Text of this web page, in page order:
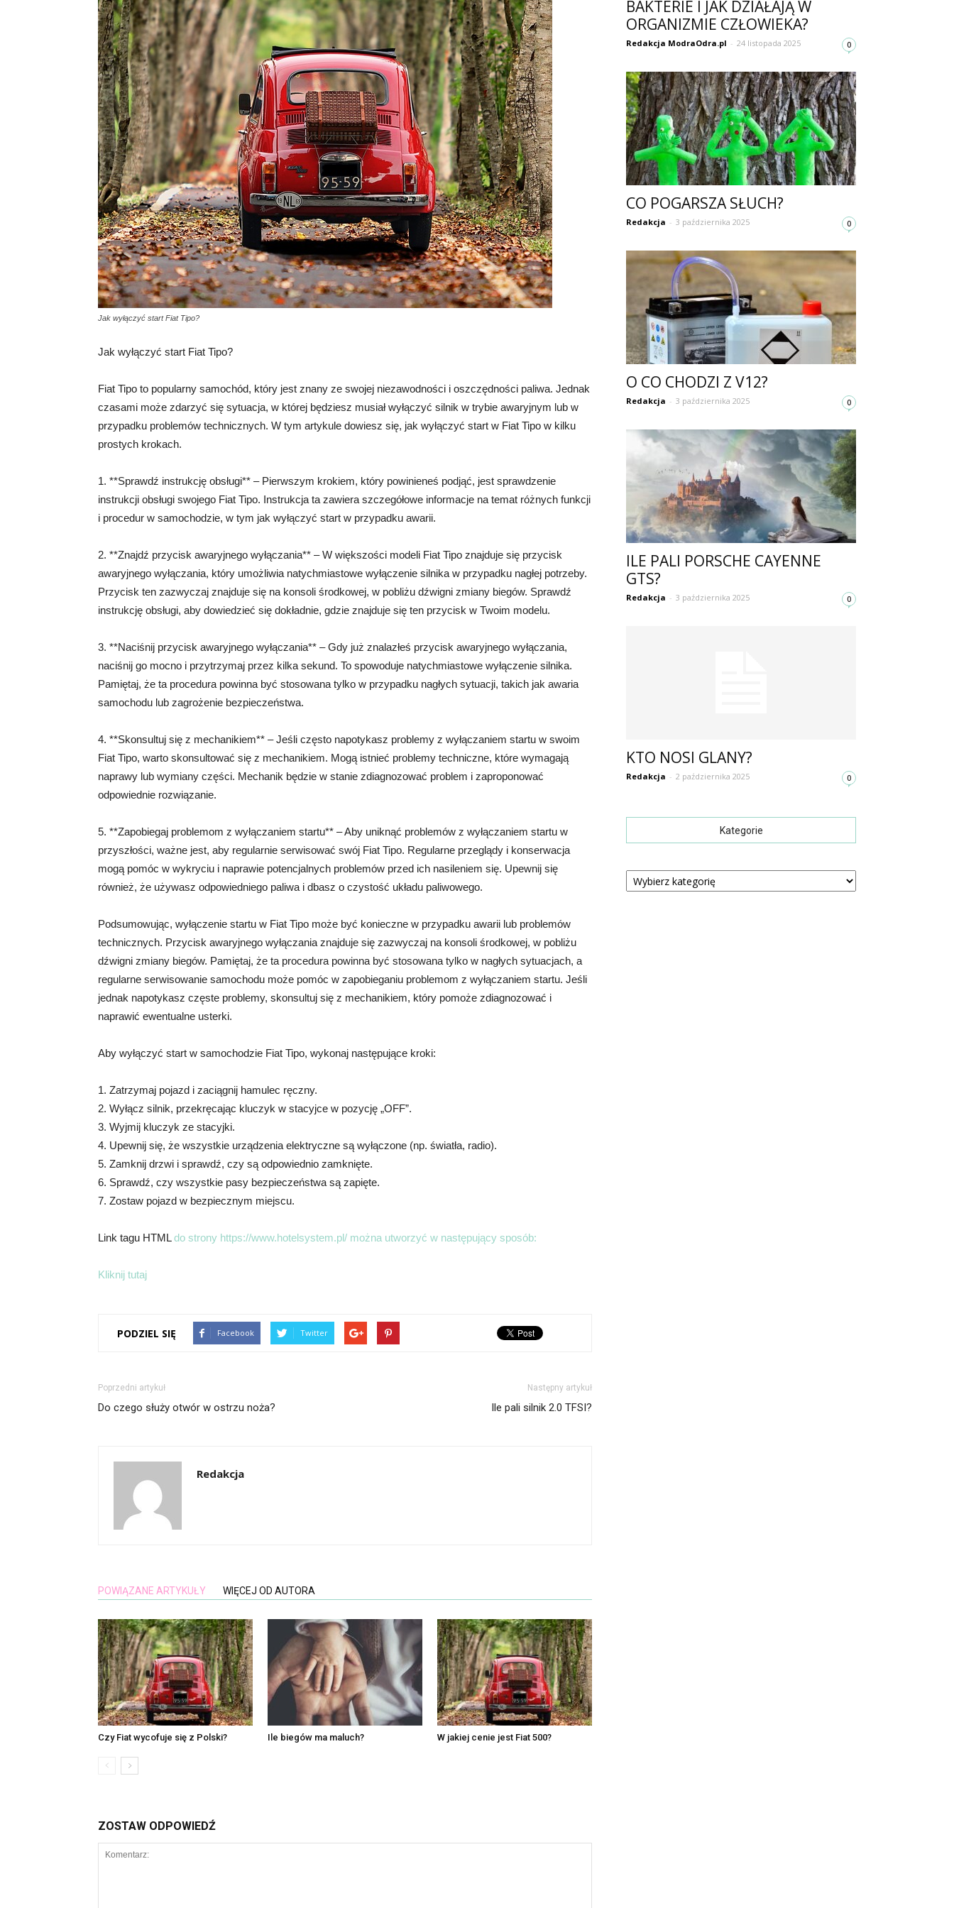
Jak wyłączyć start Fiat Tipo?
Jak wyłączyć start Fiat Tipo?
Fiat Tipo to popularny samochód, który jest znany ze swojej niezawodności i oszczędności paliwa. Jednak
czasami może zdarzyć się sytuacja, w której będziesz musiał wyłączyć silnik w trybie awaryjnym lub w
przypadku problemów technicznych. W tym artykule dowiesz się, jak wyłączyć start w Fiat Tipo w kilku
prostych krokach.
1. **Sprawdź instrukcję obsługi** – Pierwszym krokiem, który powinieneś podjąć, jest sprawdzenie
instrukcji obsługi swojego Fiat Tipo. Instrukcja ta zawiera szczegółowe informacje na temat różnych funkcji
i procedur w samochodzie, w tym jak wyłączyć start w przypadku awarii.
2. **Znajdź przycisk awaryjnego wyłączania** – W większości modeli Fiat Tipo znajduje się przycisk
awaryjnego wyłączania, który umożliwia natychmiastowe wyłączenie silnika w przypadku nagłej potrzeby.
Przycisk ten zazwyczaj znajduje się na konsoli środkowej, w pobliżu dźwigni zmiany biegów. Sprawdź
instrukcję obsługi, aby dowiedzieć się dokładnie, gdzie znajduje się ten przycisk w Twoim modelu.
3. **Naciśnij przycisk awaryjnego wyłączania** – Gdy już znalazłeś przycisk awaryjnego wyłączania,
naciśnij go mocno i przytrzymaj przez kilka sekund. To spowoduje natychmiastowe wyłączenie silnika.
Pamiętaj, że ta procedura powinna być stosowana tylko w przypadku nagłych sytuacji, takich jak awaria
samochodu lub zagrożenie bezpieczeństwa.
4. **Skonsultuj się z mechanikiem** – Jeśli często napotykasz problemy z wyłączaniem startu w swoim
Fiat Tipo, warto skonsultować się z mechanikiem. Mogą istnieć problemy techniczne, które wymagają
naprawy lub wymiany części. Mechanik będzie w stanie zdiagnozować problem i zaproponować
odpowiednie rozwiązanie.
5. **Zapobiegaj problemom z wyłączaniem startu** – Aby uniknąć problemów z wyłączaniem startu w
przyszłości, ważne jest, aby regularnie serwisować swój Fiat Tipo. Regularne przeglądy i konserwacja
mogą pomóc w wykryciu i naprawie potencjalnych problemów przed ich nasileniem się. Upewnij się
również, że używasz odpowiedniego paliwa i dbasz o czystość układu paliwowego.
Podsumowując, wyłączenie startu w Fiat Tipo może być konieczne w przypadku awarii lub problemów
technicznych. Przycisk awaryjnego wyłączania znajduje się zazwyczaj na konsoli środkowej, w pobliżu
dźwigni zmiany biegów. Pamiętaj, że ta procedura powinna być stosowana tylko w nagłych sytuacjach, a
regularne serwisowanie samochodu może pomóc w zapobieganiu problemom z wyłączaniem startu. Jeśli
jednak napotykasz częste problemy, skonsultuj się z mechanikiem, który pomoże zdiagnozować i
naprawić ewentualne usterki.
Aby wyłączyć start w samochodzie Fiat Tipo, wykonaj następujące kroki:
1. Zatrzymaj pojazd i zaciągnij hamulec ręczny.
2. Wyłącz silnik, przekręcając kluczyk w stacyjce w pozycję „OFF”.
3. Wyjmij kluczyk ze stacyjki.
4. Upewnij się, że wszystkie urządzenia elektryczne są wyłączone (np. światła, radio).
5. Zamknij drzwi i sprawdź, czy są odpowiednio zamknięte.
6. Sprawdź, czy wszystkie pasy bezpieczeństwa są zapięte.
7. Zostaw pojazd w bezpiecznym miejscu.
Link tagu HTMLdo strony https://www.hotelsystem.pl/ można utworzyć w następujący sposób:
Kliknij tutaj
PODZIEL SIĘ Facebook Twitter
Poprzedni artykuł
Do czego służy otwór w ostrzu noża?
Następny artykuł
Ile pali silnik 2.0 TFSI?
Redakcja
POWIĄZANE ARTYKUŁY WIĘCEJ OD AUTORA
Czy Fiat wycofuje się z Polski? Ile biegów ma maluch? W jakiej cenie jest Fiat 500?
ZOSTAW ODPOWIEDŹ
BAKTERIE I JAK DZIAŁAJĄ W
ORGANIZMIE CZŁOWIEKA?
Redakcja ModraOdra.pl - 24 listopada 2025 0
CO POGARSZA SŁUCH?
Redakcja - 3 października 2025 0
O CO CHODZI Z V12?
Redakcja - 3 października 2025 0
ILE PALI PORSCHE CAYENNE
GTS?
Redakcja - 3 października 2025 0
KTO NOSI GLANY?
Redakcja - 2 października 2025 0
Kategorie
Kategorie